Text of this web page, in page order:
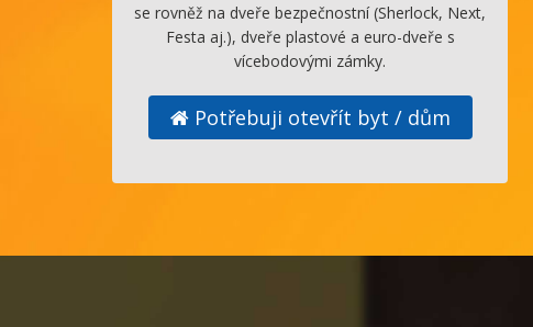
se rovněž na dveře bezpečnostní (Sherlock, Next,
Festa aj.), dveře plastové a euro-dveře s
vícebodovými zámky.
Potřebuji otevřít byt / dům